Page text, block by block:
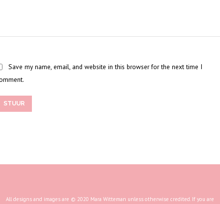
Save my name, email, and website in this browser for the next time I
STUUR
All designs and images are © 2020 Mara Witteman unless otherwise credited. If you are